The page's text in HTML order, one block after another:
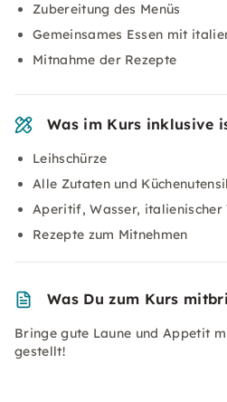
Zubereitung des Menüs
Gemeinsames Essen mit
Mitnahme der Rezepte
Was im Kurs inklusive
Leihschürze
Alle Zutaten und
Aperitif, Wasser, italienischer
Rezepte zum Mitnehmen
Was Du zum Kurs
Bringe gute Laune und Appetit
gestellt!